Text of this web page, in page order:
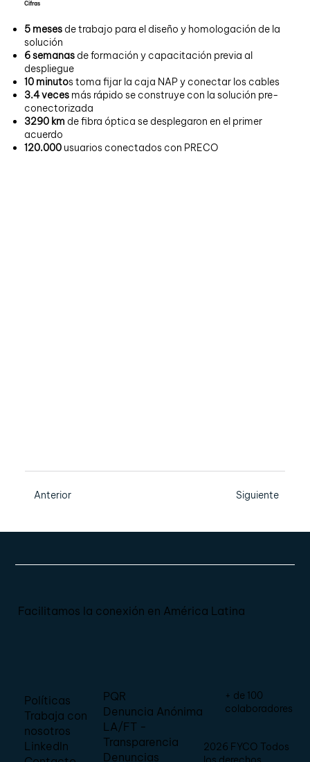
Cifras
5 meses de trabajo para el diseño y homologación de la
solución
6 semanas de formación y capacitación previa al
despliegue
10 minutos toma fijar la caja NAP y conectar los cables
3.4 veces más rápido se construye con la solución pre-
conectorizada
3290 km de fibra óptica se desplegaron en el primer
acuerdo
120.000 usuarios conectados con PRECO
Anterior Siguiente
Facilitamos la conexión en América Latina
2026 FYCO Todos
Políticas
Trabaja con
nosotros
LinkedIn
PQR
Denuncia Anónima
LA/FT -
Transparencia
Denuncias
+ de 100
colaboradores